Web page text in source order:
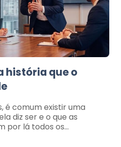
história que o
é comum existir uma
diz ser e o que as
por lá todos os…